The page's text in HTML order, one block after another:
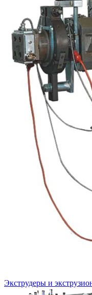
Экструдеры и